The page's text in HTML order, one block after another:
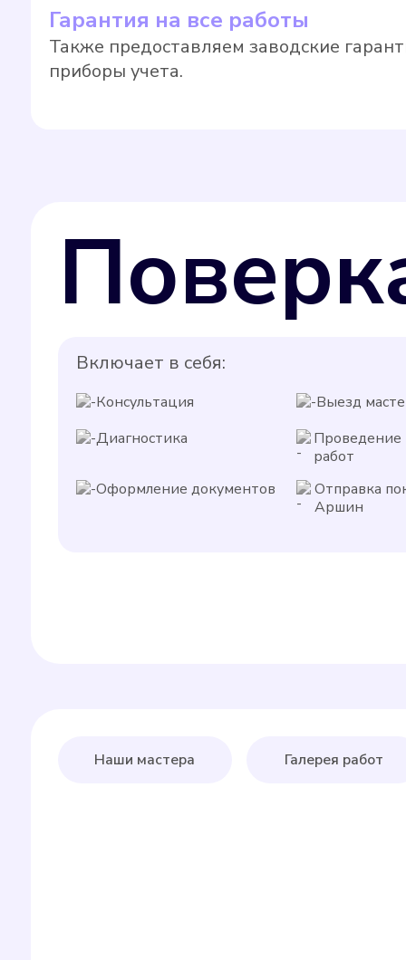
Гарантия на все работы
Также предоставляем заводские
приборы учета.
Включает в себя:
Консультация
Выезд
Диагностика
Проведение
работ
Оформление документов
Отправка
Аршин
Наши мастера Галерея работ